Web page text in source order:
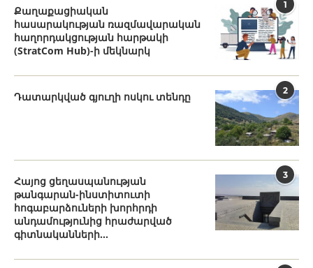
1
Քաղաքացիական
հասարակության ռազմավարական
հաղորդակցության հարթակի
(StratCom Hub)-ի մեկնարկ
2
Դատարկված գյուղի ոսկու տենդը
3
Հայոց ցեղասպանության
թանգարան-ինստիտուտի
հոգաբարձուների խորհրդի
անդամությունից հրաժարված
գիտնականների...